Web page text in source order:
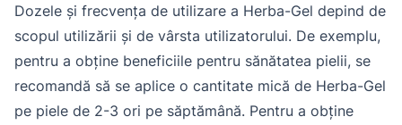
Dozele și frecvența de utilizare a Herba-Gel depind de
scopul utilizării și de vârsta utilizatorului. De exemplu,
pentru a obține beneficiile pentru sănătatea pielii, se
recomandă să se aplice o cantitate mică de Herba-Gel
pe piele de 2-3 ori pe săptămână. Pentru a obține